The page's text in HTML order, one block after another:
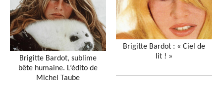
Brigitte Bardot, sublime
bête humaine. L’édito de
Michel Taube
Brigitte Bardot : « Ciel de
lit ! »